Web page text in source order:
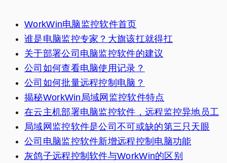
WorkWin电脑监控软件首页
谁是电脑监控专家？大旗该扛就得扛
关于部署公司电脑监控软件的建议
公司如何查看电脑使用记录？
公司如何批量远程控制电脑？
揭秘WorkWin局域网监控软件特点
在云主机部署电脑监控软件，远程监控异地员工
局域网监控软件是公司不可或缺的第三只天眼
公司电脑监控软件新增远程控制电脑功能
灰鸽子远程控制软件与WorkWin的区别